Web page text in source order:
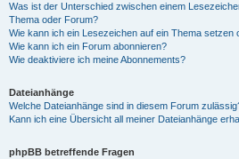
Was ist der Unterschied zwischen einem
Thema oder Forum?
Wie kann ich ein Lesezeichen auf ein Thema setzen
Wie kann ich ein Forum abonnieren?
Wie deaktiviere ich meine Abonnements?
Dateianhänge
Welche Dateianhänge sind in diesem Forum
Kann ich eine Übersicht all meiner Dateianhänge
phpBB betreffende Fragen